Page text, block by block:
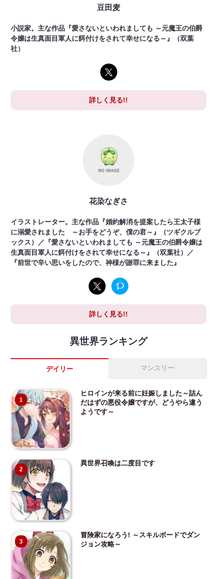
豆田麦
小説家。主な作品『愛さないといわれましても ～元魔王の伯爵
令嬢は生真面目軍人に餌付けをされて幸せになる～』（双葉
社）
詳しく見る!!
花染なぎさ
イラストレーター。主な作品『婚約解消を提案したら王太子様
に溺愛されました ～お手をどうぞ、僕の君～』（ツギクルブ
ックス）／『愛さないといわれましても ～元魔王の伯爵令嬢は
生真面目軍人に餌付けをされて幸せになる～』（双葉社）／
『前世で辛い思いをしたので、神様が謝罪に来ました』
詳しく見る!!
異世界ランキング
デイリー マンスリー
1
ヒロインが来る前に妊娠しました～詰ん
だはずの悪役令嬢ですが、どうやら違う
ようです～
2
異世界召喚は二度目です
3
冒険家になろう! ～スキルボードでダン
ジョン攻略～